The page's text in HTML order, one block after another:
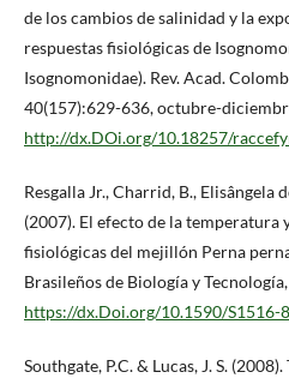
de los cambios de salinidad y la
respuestas fisiológicas de
Isognomonidae). Rev. Acad.
40(157):629-636, octubre-
http://dx.DOi.org/10.18257/
Resgalla Jr., Charrid, B., Elisângela
(2007). El efecto de la temperatura
fisiológicas del mejillón Perna
Brasileños de Biología y
https://dx.Doi.org/10.1590/S1516-
Southgate, P.C. & Lucas, J. S.